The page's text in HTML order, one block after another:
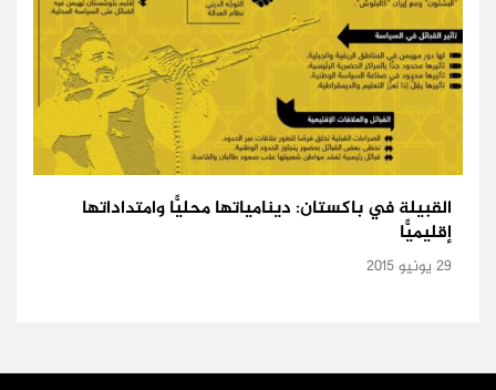
القبيلة في باكستان: دينامياتها محليًّا وامتداداتها
إقليميًّا
29 يونيو 2015